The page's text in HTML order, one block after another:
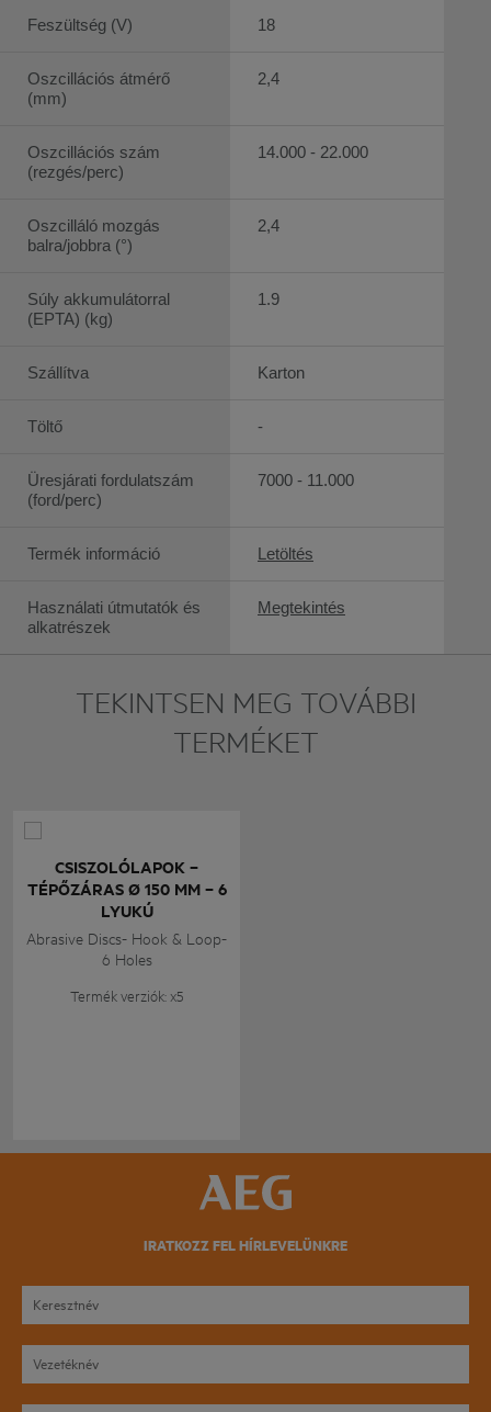
Feszültség (V)
Oszcillációs átmérő
(mm)
Oszcillációs szám
(rezgés/perc)
Oszcilláló mozgás
balra/jobbra (°)
Súly akkumulátorral
(EPTA) (kg)
Szállítva
Töltő
Üresjárati fordulatszám
(ford/perc)
Termék információ
Használati útmutatók és
alkatrészek
18
2,4
14.000 - 22.000
2,4
1.9
Karton
-
7000 - 11.000
Letöltés
Megtekintés
TEKINTSEN MEG TOVÁBBI
TERMÉKET
CSISZOLÓLAPOK –
TÉPŐZÁRAS Ø 150 MM – 6
LYUKÚ
Abrasive Discs- Hook & Loop-
6 Holes
Termék verziók: x5
IRATKOZZ FEL HÍRLEVELÜNKRE